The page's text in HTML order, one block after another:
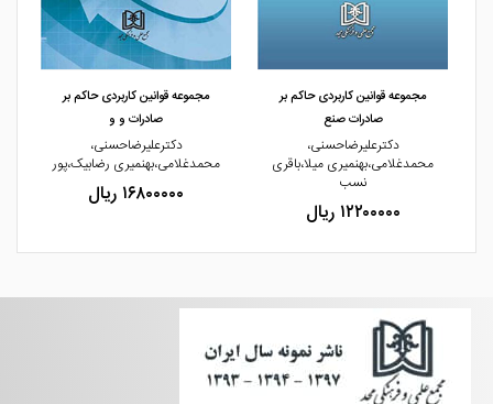
مشاهده و خرید
مجموعه قوانین کاربردی حاکم بر
صادرات صنع
دکترعلیرضاحسنی،
محمدغلامی،بهنمیری میلا،باقری
نسب
۱۲۲۰۰۰۰۰ ریال
مجموعه قوانین کاربردی حاکم بر
صادرات و و
دکترعلیرضاحسنی،
محمدغلامی،بهنمیری رضابیک،پور
۱۶۸۰۰۰۰۰ ریال